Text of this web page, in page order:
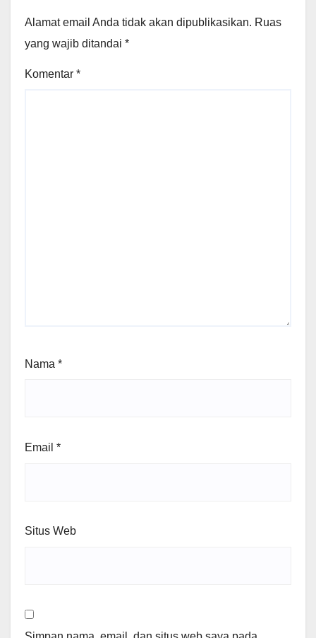
Alamat email Anda tidak akan dipublikasikan. Ruas
yang wajib ditandai *
Komentar *
Nama *
Email *
Situs Web